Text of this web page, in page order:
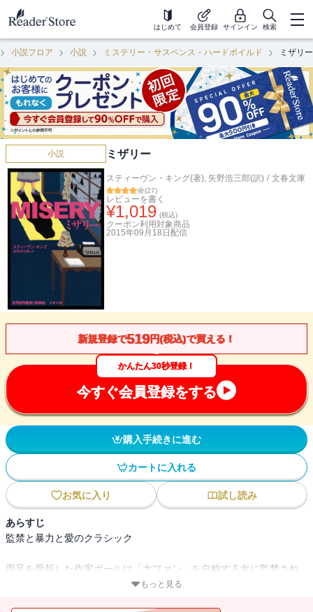
はじめて 会員登録 サインイン 検索
小説フロア 小説 ミステリー・サスペンス・ハードボイルド ミザリー
小説 ミザリー
スティーヴン・キング(著), 矢野浩三郎(訳) / 文春文庫
(27)
レビューを書く
¥1,019 (税込)
クーポン利用対象商品
2015年09月18日 配信
新規登録で519円(税込)で買える！
かんたん30秒登録！
今すぐ会員登録をする
購入手続きに進む
カートに入れる
お気に入り 試し読み
あらすじ
監禁と暴力と愛のクラシック
両足を骨折した作家ポールは「大ファン」を自称する女に監禁され
た。狂気に侵された女のもとから脱出することはできるのか??？
もっと見る